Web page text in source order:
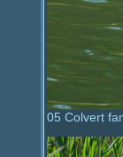
05 Colvert